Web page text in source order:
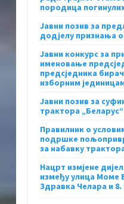
породица
Јавни позив за
додјелу признања
Јавни конкурс за
именовање
предсједника
изборним
Јавни позив за
трактора „Беларус“
Правилник о
подршке
за набавку
Нацрт измјене
између улица Моме
Здравка Челара и